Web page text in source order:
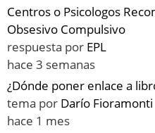
Centros o Psicologos
Obsesivo Compulsivo
respuesta por EPL
hace 3 semanas
¿Dónde poner enlace a
tema por Darío Fioramonti
hace 1 mes